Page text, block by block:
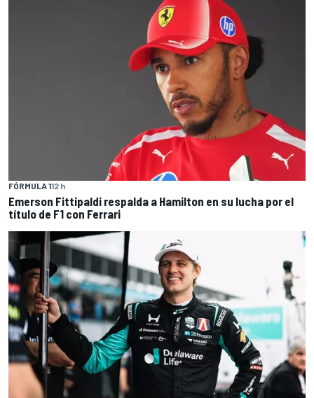
FÓRMULA 112 h
Emerson Fittipaldi respalda a Hamilton en su lucha por el
título de F1 con Ferrari